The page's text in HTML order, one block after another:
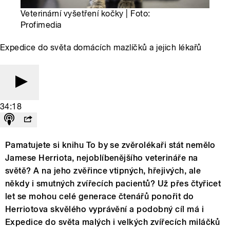
Veterinární vyšetření kočky | Foto:
Profimedia
Expedice do světa domácích mazlíčků a jejich lékařů
34:18
Pamatujete si knihu To by se zvěrolékaři stát nemělo
Jamese Herriota, nejoblíbenějšího veterináře na
světě? A na jeho zvěřince vtipných, hřejivých, ale
někdy i smutných zvířecích pacientů? Už přes čtyřicet
let se mohou celé generace čtenářů ponořit do
Herriotova skvělého vyprávění a podobný cíl má i
Expedice do světa malých i velkých zvířecích miláčků